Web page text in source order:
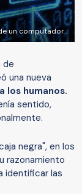
un computador.
de
una nueva
los humanos.
sentido,
negra", en los
razonamiento
identificar las